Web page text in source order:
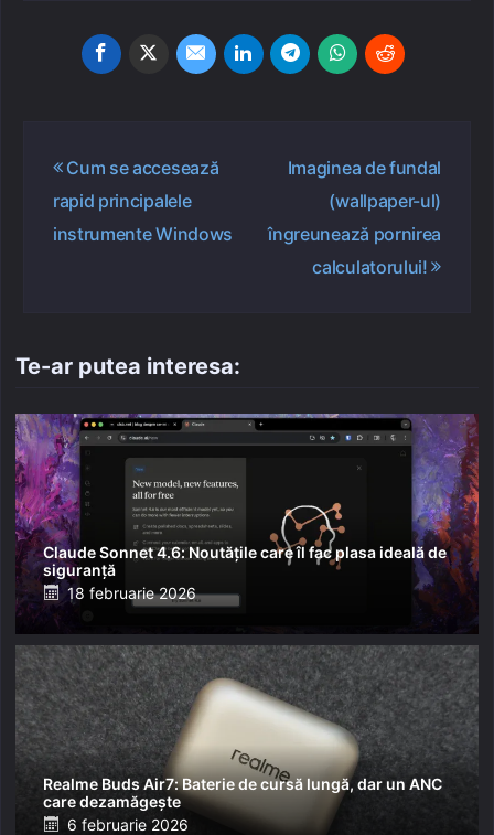
Navigare
articole
Cum se accesează
rapid principalele
instrumente Windows
Imaginea de fundal
(wallpaper-ul)
îngreunează pornirea
calculatorului!
Te-ar putea interesa:
Claude Sonnet 4.6: Noutățile care îl fac plasa ideală de
siguranță
Posted
18 februarie 2026
Realme Buds Air7: Baterie de cursă lungă, dar un ANC
care dezamăgește
Posted
6 februarie 2026